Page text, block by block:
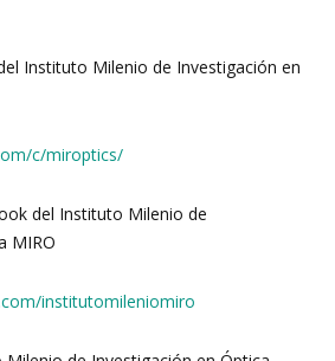
Instituto Milenio de Investigación en
c/miroptics/
del Instituto Milenio de
MIRO
institutomileniomiro